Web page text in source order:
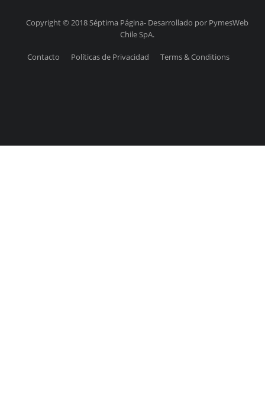
Copyright © 2018 Séptima Página- Desarrollado por PymesWeb
Chile SpA.
Contacto Políticas de Privacidad Terms & Conditions